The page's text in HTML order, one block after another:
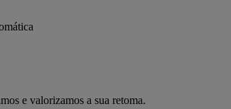
e valorizamos a sua retoma.